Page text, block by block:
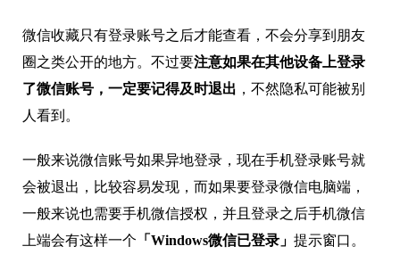
微信收藏只有登录账号之后才能查看，不会分享到朋友
圈之类公开的地方。不过要注意如果在其他设备上登录
了微信账号，一定要记得及时退出 ，不然隐私可能被别
人看到。
一般来说微信账号如果异地登录，现在手机登录账号就
会被退出，比较容易发现，而如果要登录微信电脑端，
一般来说也需要手机微信授权，并且登录之后手机微信
上端会有这样一个 「Windows微信已登录」 提示窗口。